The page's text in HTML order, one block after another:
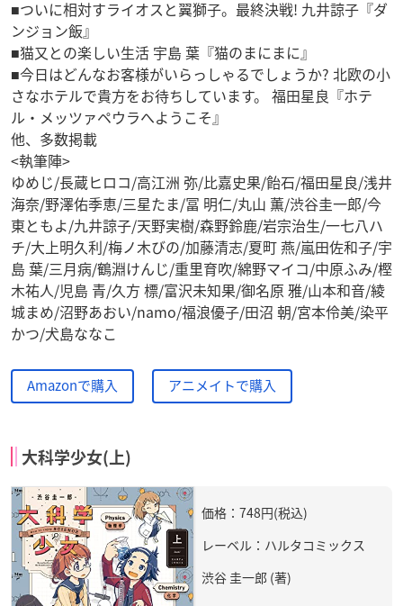
■ついに相対すライオスと翼獅子。最終決戦! 九井諒子『ダ
ンジョン飯』
■猫又との楽しい生活 宇島 葉『猫のまにまに』
■今日はどんなお客様がいらっしゃるでしょうか? 北欧の小
さなホテルで貴方をお待ちしています。 福田星良『ホテ
ル・メッツァペウラへようこそ』
他、多数掲載
<執筆陣>
ゆめじ/長蔵ヒロコ/高江洲 弥/比嘉史果/飴石/福田星良/浅井
海奈/野澤佑季恵/三星たま/冨 明仁/丸山 薫/渋谷圭一郎/今
東ともよ/九井諒子/天野実樹/森野鈴鹿/岩宗治生/一七八ハ
チ/大上明久利/梅ノ木びの/加藤清志/夏町 燕/嵐田佐和子/宇
島 葉/三月病/鶴淵けんじ/重里育吹/綿野マイコ/中原ふみ/樫
木祐人/児島 青/久方 標/富沢未知果/御名原 雅/山本和音/綾
城まめ/沼野あおい/namo/福浪優子/田沼 朝/宮本伶美/染平
かつ/犬島ななこ
Amazonで購入 アニメイトで購入
大科学少女(上)
価格：748円(税込)
レーベル：ハルタコミックス
渋谷 圭一郎 (著)